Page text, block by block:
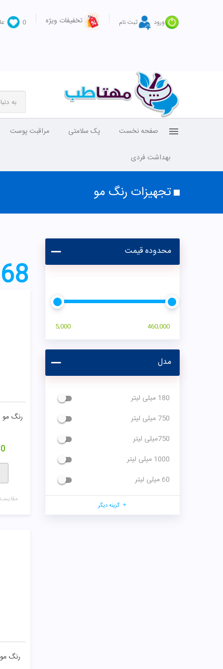
ورود ثبت نام تخفیفات ویژه 0
صفحه نخست پک سلامتی مراقبت پوست
بهداشت فردی
تجهیزات رنگ مو
محدوده قیمت
5,000 460,000
مدل
180 میلی لیتر
750 میلی لیتر
750میلی لیتر
1000 میلی لیتر
60 میلی لیتر
گزینه دیگر
68
رنگ مو
رنگ مو